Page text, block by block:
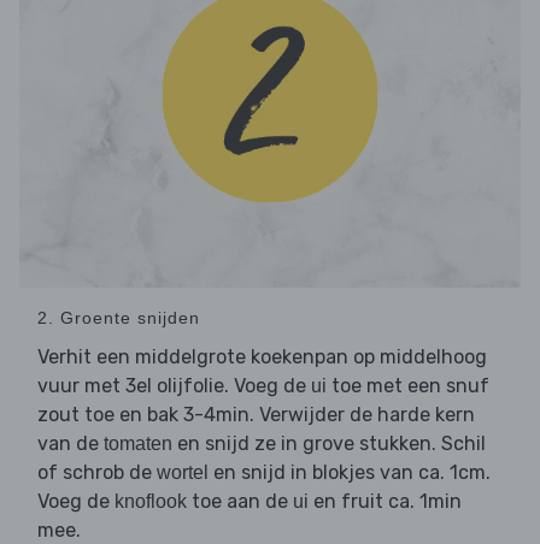
2. Groente snijden
Verhit een middelgrote koekenpan op middelhoog
vuur met 3el olijfolie. Voeg de ui toe met een snuf
zout toe en bak 3-4min. Verwijder de harde kern
van de tomaten en snijd ze in grove stukken. Schil
of schrob de wortel en snijd in blokjes van ca. 1cm.
Voeg de knoflook toe aan de ui en fruit ca. 1min
mee.